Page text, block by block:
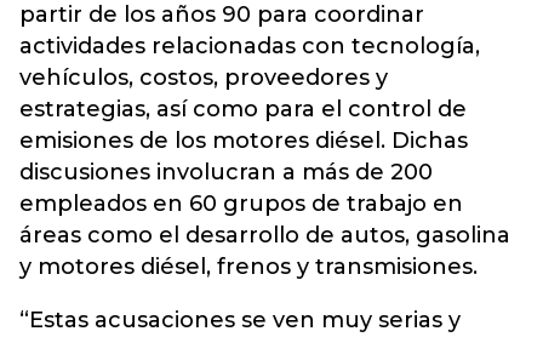
partir de los años 90 para coordinar
actividades relacionadas con tecnología,
vehículos, costos, proveedores y
estrategias, así como para el control de
emisiones de los motores diésel. Dichas
discusiones involucran a más de 200
empleados en 60 grupos de trabajo en
áreas como el desarrollo de autos, gasolina
y motores diésel, frenos y transmisiones.
“Estas acusaciones se ven muy serias y